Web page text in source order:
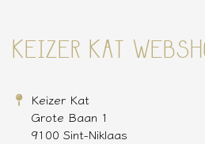
KEIZER KAT
Keizer Kat
Grote Baan 1
9100 Sint-Niklaas